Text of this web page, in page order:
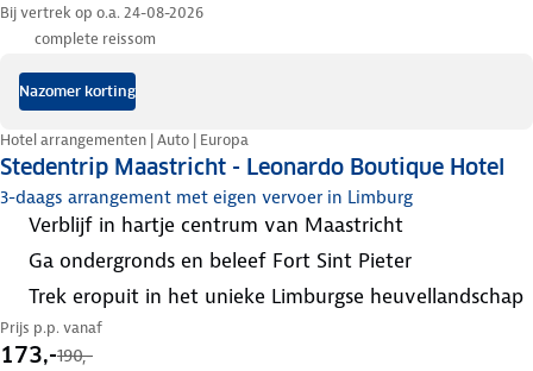
Bij vertrek op o.a. 24-08-2026
complete reissom
Nazomer korting
Stedentrip Maastricht - Leonardo Boutique Hotel
Hotel arrangementen | Auto | Europa
3-daags arrangement met eigen vervoer in Limburg
verblijf in hartje centrum van Maastricht
ga ondergronds en beleef Fort Sint Pieter
trek eropuit in het unieke Limburgse heuvellandschap
Prijs p.p. vanaf
173,-190,-